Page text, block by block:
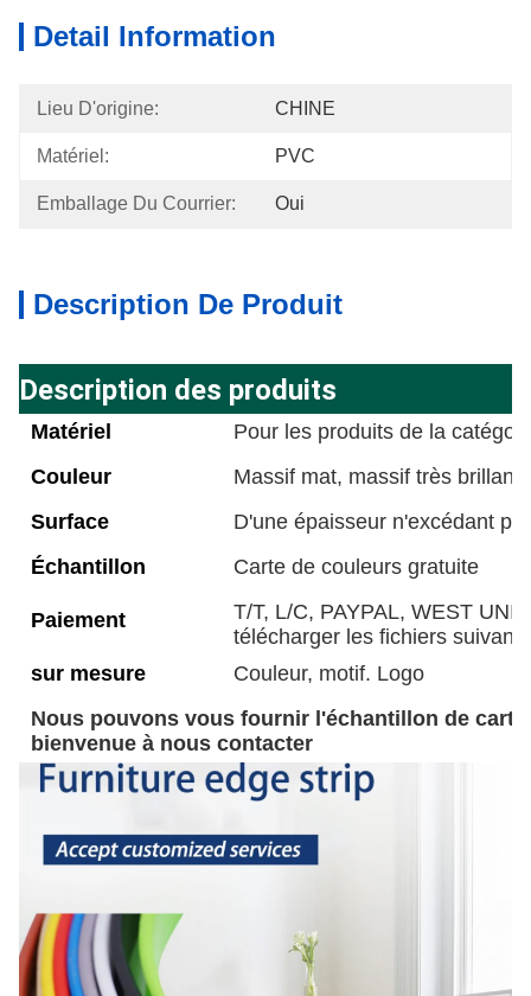
Detail Information
Lieu D'origine: CHINE
Matériel: PVC
Emballage Du Courrier: Oui
Description De Produit
Description des produits
Matériel
Pour les produits de la
Couleur
Massif mat, massif très
Surface
D'une épaisseur n'excédant
Échantillon
Carte de couleurs gratuite
Paiement
T/T, L/C, PAYPAL, WEST
télécharger les fichiers
sur mesure
Couleur, motif. Logo
Nous pouvons vous fournir l'échantillon de
bienvenue à nous contacter